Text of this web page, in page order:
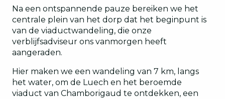
Na een ontspannende pauze bereiken we het
centrale plein van het dorp dat het beginpunt is
van de viaductwandeling, die onze
verblijfsadviseur ons vanmorgen heeft
aangeraden.
Hier maken we een wandeling van 7 km, langs
het water, om de Luech en het beroemde
viaduct van Chamborigaud te ontdekken, een